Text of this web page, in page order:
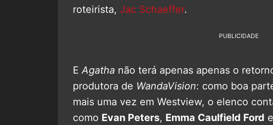
roteirista, Jac Schaeffer.
PUBLICIDADE
E Agatha não terá apenas apenas o
produtora de WandaVision: como boa
mais uma vez em Westview, o elenco
como Evan Peters, Emma Caulfield Ford e